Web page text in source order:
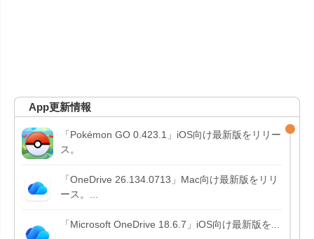
App更新情報
「Pokémon GO 0.423.1」iOS向け最新版をリリー
ス。
「OneDrive 26.134.0713」Mac向け最新版をリリ
ース。...
「Microsoft OneDrive 18.6.7」iOS向け最新版を...